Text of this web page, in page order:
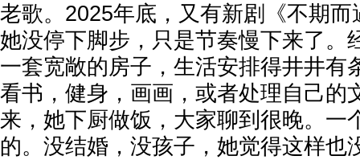
老歌。2025年底，又有新剧《不期
她没停下脚步，只是节奏慢下来了。
一套宽敞的房子，生活安排得井井有
看书，健身，画画，或者处理自己的
来，她下厨做饭，大家聊到很晚。一
的。没结婚，没孩子，她觉得这样也